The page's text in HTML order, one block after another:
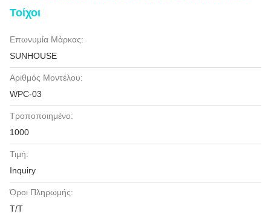
Τοίχοι
Επωνυμία Μάρκας:
SUNHOUSE
Αριθμός Μοντέλου:
WPC-03
Τροποποιημένο:
1000
Τιμή:
Inquiry
Όροι Πληρωμής:
Τ/Τ